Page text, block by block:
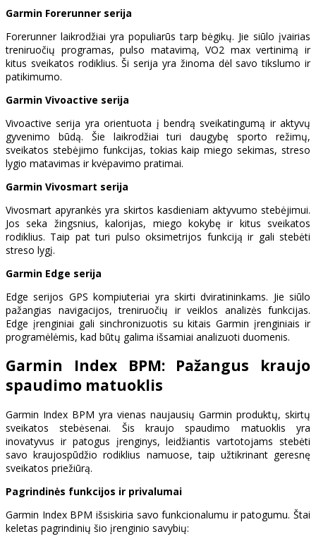
Garmin Forerunner serija
Forerunner laikrodžiai yra populiarūs tarp bėgikų. Jie siūlo įvairias
treniruočių programas, pulso matavimą, VO2 max vertinimą ir
kitus sveikatos rodiklius. Ši serija yra žinoma dėl savo tikslumo ir
patikimumo.
Garmin Vivoactive serija
Vivoactive serija yra orientuota į bendrą sveikatingumą ir aktyvų
gyvenimo būdą. Šie laikrodžiai turi daugybę sporto režimų,
sveikatos stebėjimo funkcijas, tokias kaip miego sekimas, streso
lygio matavimas ir kvėpavimo pratimai.
Garmin Vivosmart serija
Vivosmart apyrankės yra skirtos kasdieniam aktyvumo stebėjimui.
Jos seka žingsnius, kalorijas, miego kokybę ir kitus sveikatos
rodiklius. Taip pat turi pulso oksimetrijos funkciją ir gali stebėti
streso lygį.
Garmin Edge serija
Edge serijos GPS kompiuteriai yra skirti dviratininkams. Jie siūlo
pažangias navigacijos, treniruočių ir veiklos analizės funkcijas.
Edge įrenginiai gali sinchronizuotis su kitais Garmin įrenginiais ir
programėlėmis, kad būtų galima išsamiai analizuoti duomenis.
Garmin Index BPM: Pažangus kraujo
spaudimo matuoklis
Garmin Index BPM yra vienas naujausių Garmin produktų, skirtų
sveikatos stebėsenai. Šis kraujo spaudimo matuoklis yra
inovatyvus ir patogus įrenginys, leidžiantis vartotojams stebėti
savo kraujospūdžio rodiklius namuose, taip užtikrinant geresnę
sveikatos priežiūrą.
Pagrindinės funkcijos ir privalumai
Garmin Index BPM išsiskiria savo funkcionalumu ir patogumu. Štai
keletas pagrindinių šio įrenginio savybių: